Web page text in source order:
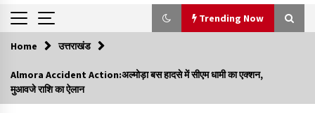
Trending Now
Trending Now
कार्यक्रम में शामिल हुए सीएम,आधुनिक मदरसों का नाम अब्दुल कलाम के नाम
Home उत्तराखंड
Almora Accident Action:अल्मोड़ा बस हादसे में सीएम धामी का एक्शन,
मुआवजे राशि का ऐलान